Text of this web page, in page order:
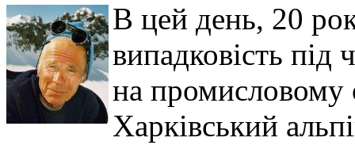
В цей день, 20
випадковість під
на промисловому
Харківський